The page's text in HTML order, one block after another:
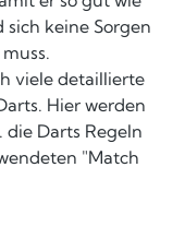
keine Sorgen
viele detaillierte
Hier werden
die Darts Regeln
"Match